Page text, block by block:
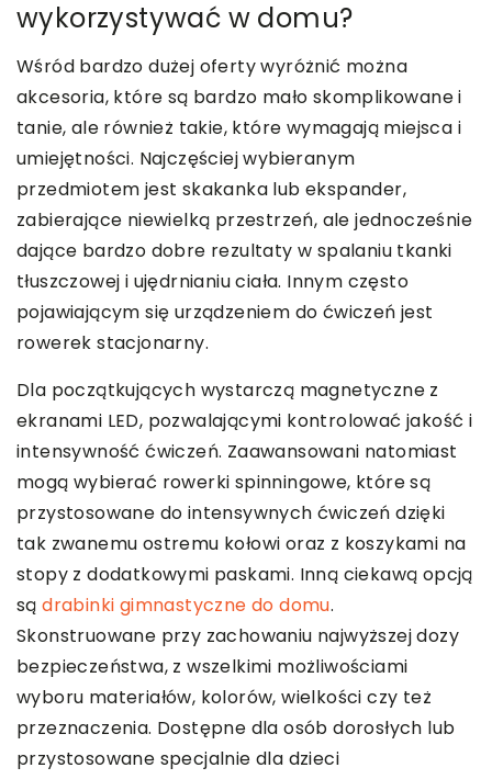
wykorzystywać w domu?
Wśród bardzo dużej oferty wyróżnić można
akcesoria, które są bardzo mało skomplikowane i
tanie, ale również takie, które wymagają miejsca i
umiejętności. Najczęściej wybieranym
przedmiotem jest skakanka lub ekspander,
zabierające niewielką przestrzeń, ale jednocześnie
dające bardzo dobre rezultaty w spalaniu tkanki
tłuszczowej i ujędrnianiu ciała. Innym często
pojawiającym się urządzeniem do ćwiczeń jest
rowerek stacjonarny.
Dla początkujących wystarczą magnetyczne z
ekranami LED, pozwalającymi kontrolować jakość i
intensywność ćwiczeń. Zaawansowani natomiast
mogą wybierać rowerki spinningowe, które są
przystosowane do intensywnych ćwiczeń dzięki
tak zwanemu ostremu kołowi oraz z koszykami na
stopy z dodatkowymi paskami. Inną ciekawą opcją
sądrabinki gimnastyczne do domu.
Skonstruowane przy zachowaniu najwyższej dozy
bezpieczeństwa, z wszelkimi możliwościami
wyboru materiałów, kolorów, wielkości czy też
przeznaczenia. Dostępne dla osób dorosłych lub
przystosowane specjalnie dla dzieci